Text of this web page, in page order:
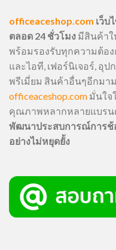
officeaceshop.com เว็บ
ตลอด 24 ชั่วโมง มีสินค้าใ
พร้อมรองรับทุกความต้อ
และไอที, เฟอร์นิเจอร์, อุ
พรีเมี่ยม สินค้าอื่นๆอีกมา
officeaceshop.com มั่นใจ
คุณภาพหลากหลายแบรน
พัฒนาประสบการณ์การ
อย่างไม่หยุดยั้ง